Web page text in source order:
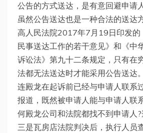
公告的方式送达，是有意回避申请
虽然公告送达也是一种合法的送达
高人民法院2017年7月19日印发的
民事送达工作的若干意见》和《中
诉讼法》第九十二条规定，只有在
法都无法送达时才能采用公告送达
连殿龙在起诉前已经与申请人联系
报道，既然被申请人能与申请人联
何殿龙公司和法院都找不到申请人?
三是瓦房店法院判决后，执行人员